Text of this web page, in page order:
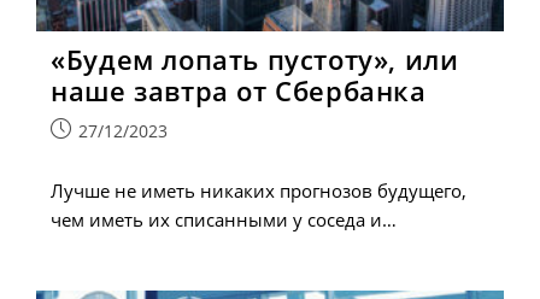
«Будем лопать пустоту», или
наше завтра от Сбербанка
Запись27/12/2023
Лучше не иметь никаких прогнозов будущего,
чем иметь их списанными у соседа и…